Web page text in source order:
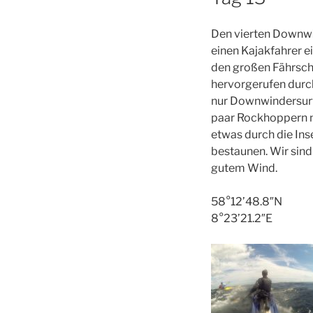
Den vierten
einen Kajakfahrer
den großen
hervorgerufen
nur
paar Rockhoppern
etwas durch die
bestaunen. Wir
gutem Wind.
58°12’48.8″N
8°23’21.2″E